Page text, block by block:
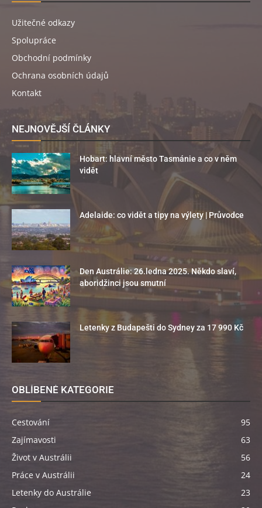
Užitečné odkazy
Spolupráce
Obchodní podmínky
Ochrana osobních údajů
Kontakt
NEJNOVĚJŠÍ ČLÁNKY
Hobart: hlavní město Tasmánie a co v něm
vidět
Adelaide: co vidět a tipy na výlety | Průvodce
Den Austrálie: 26.ledna 2025. Někdo slaví,
aboridžinci jsou smutní
Letenky z Budapešti do Sydney za 17 990 Kč
OBLÍBENÉ KATEGORIE
Cestování
95
Zajímavosti
63
Život v Austrálii
56
Práce v Austrálii
24
Letenky do Austrálie
23